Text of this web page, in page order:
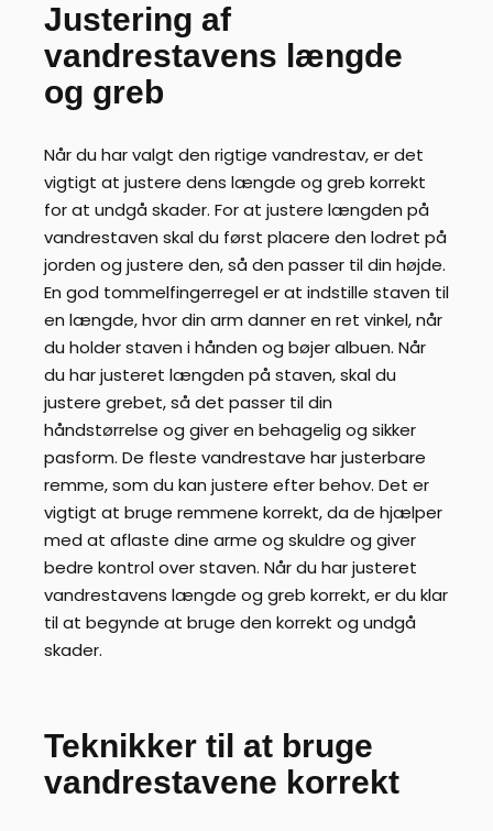
Justering af
vandrestavens længde
og greb
Når du har valgt den rigtige vandrestav, er det
vigtigt at justere dens længde og greb korrekt
for at undgå skader. For at justere længden på
vandrestaven skal du først placere den lodret på
jorden og justere den, så den passer til din højde.
En god tommelfingerregel er at indstille staven til
en længde, hvor din arm danner en ret vinkel, når
du holder staven i hånden og bøjer albuen. Når
du har justeret længden på staven, skal du
justere grebet, så det passer til din
håndstørrelse og giver en behagelig og sikker
pasform. De fleste vandrestave har justerbare
remme, som du kan justere efter behov. Det er
vigtigt at bruge remmene korrekt, da de hjælper
med at aflaste dine arme og skuldre og giver
bedre kontrol over staven. Når du har justeret
vandrestavens længde og greb korrekt, er du klar
til at begynde at bruge den korrekt og undgå
skader.
Teknikker til at bruge
vandrestavene korrekt